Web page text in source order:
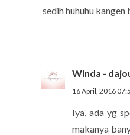
sedih huhuhu kangen
Winda -
16 April, 2016
Iya, ada yg
makanya